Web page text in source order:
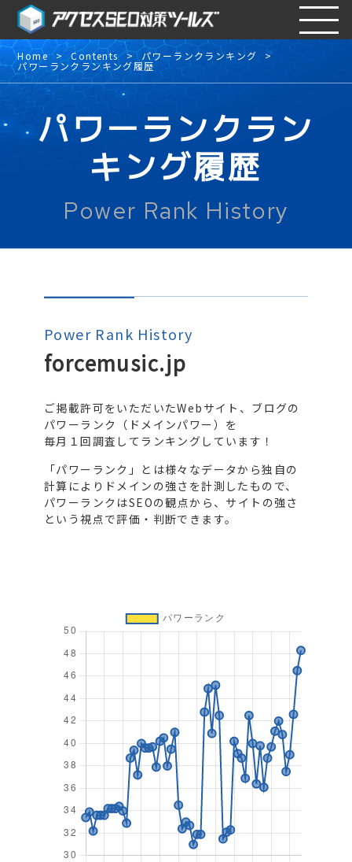
Home Contents パワーランクランキング
パワーランクランキング履歴
パワーランクラン
キング履歴
Power Rank History
Power Rank History
forcemusic.jp
ご掲載許可をいただいたWebサイト、ブログの
パワーランク（ドメインパワー）を
毎月１回調査してランキングしています！
「パワーランク」とは様々なデータから独自の
計算によりドメインの強さを計測したもので、
パワーランクはSEOの観点から、サイトの強さ
という視点で評価・判断できます。